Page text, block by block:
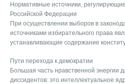
Нормативные источники,
Российской Федерации
При осуществлении выборов в
источниками избирательного права
устанавливающие содержание
Пути перехода к демократии
Большая часть нравственной энергии
диссидентов: это интеллектуальное